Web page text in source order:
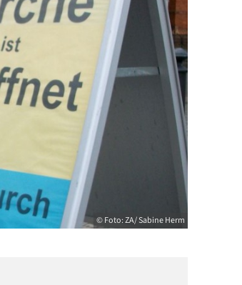
© Foto: ZA/ Sabine Herm